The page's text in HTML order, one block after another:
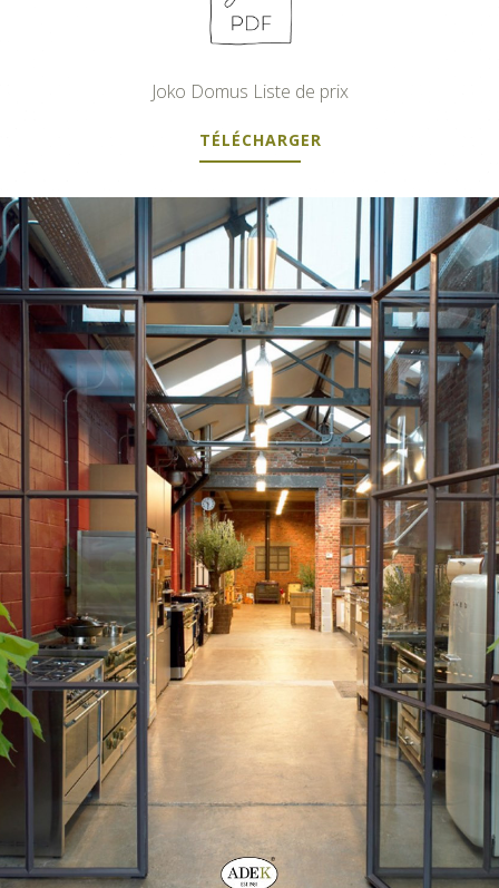
Joko Domus Liste de prix
TÉLÉCHARGER